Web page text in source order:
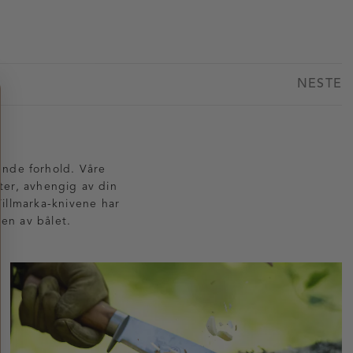
NESTE
forhold. Våre
avhengig av din
knivene har
av bålet.